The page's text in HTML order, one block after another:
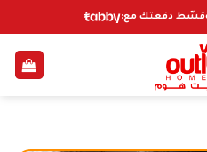
قسّط دفعتك مع: